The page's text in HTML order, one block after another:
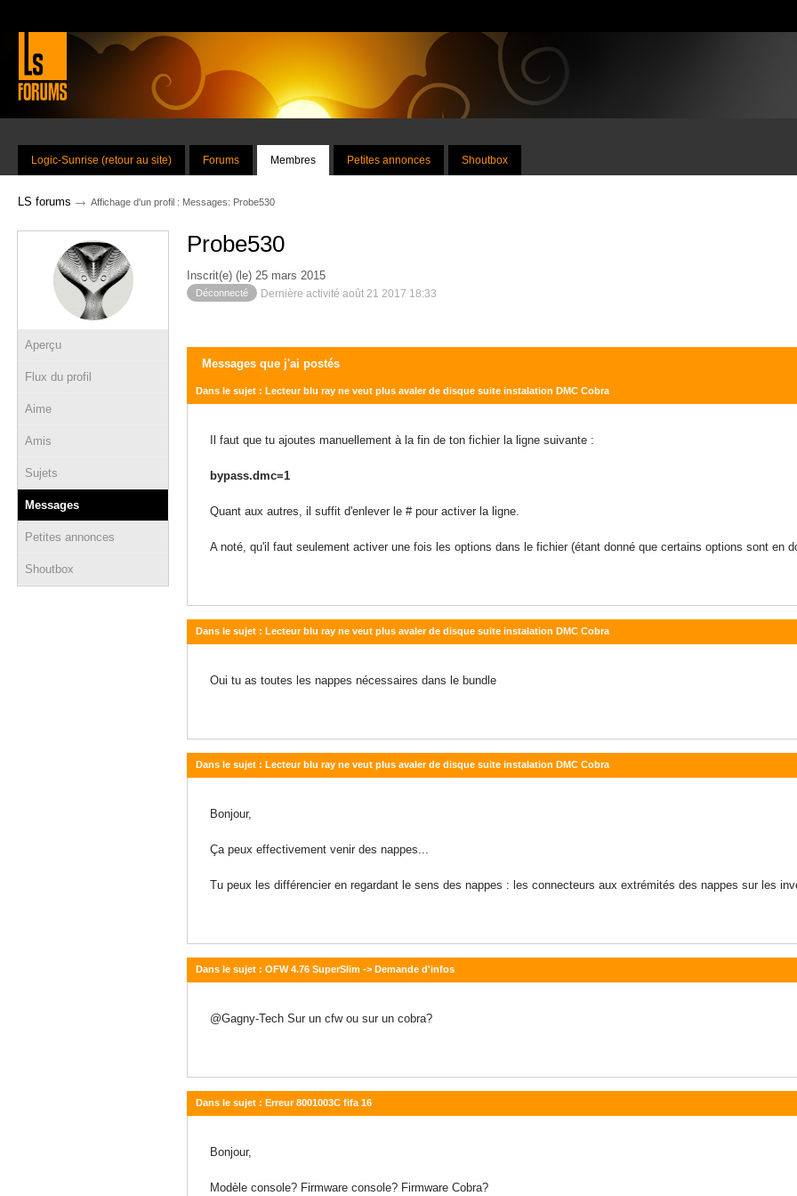
Logic-Sunrise (retour au site) Forums Membres Petites annonces Shoutbox
LS forums → Affichage d'un profil : Messages: Probe530
Aperçu
Flux du profil
Aime
Amis
Sujets
Messages
Petites annonces
Shoutbox
Probe530
Inscrit(e) (le) 25 mars 2015
Déconnecté Dernière activité août 21 2017 18:33
Messages que j'ai postés
Dans le sujet : Lecteur blu ray ne veut plus avaler de disque suite instalation DMC Cobra
Il faut que tu ajoutes manuellement à la fin de ton fichier la ligne suivante :
bypass.dmc=1
Quant aux autres, il suffit d'enlever le # pour activer la ligne.
A noté, qu'il faut seulement activer une fois les options dans le fichier (étant donné que certains options sont en
Dans le sujet : Lecteur blu ray ne veut plus avaler de disque suite instalation DMC Cobra
Oui tu as toutes les nappes nécessaires dans le bundle
Dans le sujet : Lecteur blu ray ne veut plus avaler de disque suite instalation DMC Cobra
Bonjour,
Ça peux effectivement venir des nappes...
Tu peux les différencier en regardant le sens des nappes : les connecteurs aux extrémités des nappes sur les
Dans le sujet : OFW 4.76 SuperSlim -> Demande d'infos
@Gagny-Tech Sur un cfw ou sur un cobra?
Dans le sujet : Erreur 8001003C fifa 16
Bonjour,
Modèle console? Firmware console? Firmware Cobra?